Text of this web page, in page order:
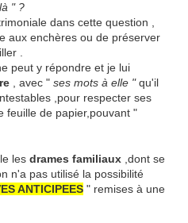
" ?
dans cette question ,
aux enchères ou de préserver
.
peut y répondre et je lui
, avec " ses mots à elle "qu'il
,pour respecter ses
feuille de papier,pouvant "
les drames familiaux ,dont se
n'a pas utilisé la possibilité
ANTICIPEES " remises à une